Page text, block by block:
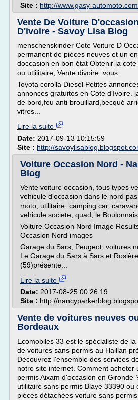
Site : http://www.gasy-automoto.com
Vente De Voiture
D'ivoire - Savoy Lisa Blog
menschenskinder Cote Voiture D
permanent de pièces neuves et un
doccasion en bon état Obtenir la
ou utlilitaire; Vente divoire, vous
Toyota corolla Diesel Petites
annonces gratuites en Cote d'Ivoire.
de bord,feu anti brouillard,becqué
vitres...
Lire la suite
Date: 2017-09-13 10:15:59
Site : http://
Voiture Occasion Nord -
Blog
Vente voiture occasion, tous types
vehicule d'occasion dans le nord
moto, utilitaire, camping car,
vehicule societe, quad, le
Voiture Occasion Nord Image
Occasion Nord images
Garage du Sars, Peugeot, voitures
Le Garage du Sars à Sars et
(59)présente...
Lire la suite
Date: 2017-08-25 00:26:19
Site : http://
Vente de voitures neuves
Bordeaux
Ecomobiles 33 est le spécialiste de
de voitures sans permis au Haillan
Découvrez l'ensemble des services
notre site internet. Comment acheter
permis Aixam d'occasion en Gironde
utilitaire sans permis Blaye 33390 ou
pièces détachées voiture sans